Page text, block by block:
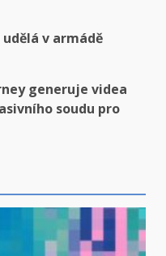
udělá v armádě
generuje videa
soudu pro